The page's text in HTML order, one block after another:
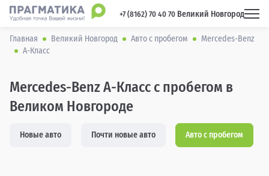
+7 (8162) 70 40 70 Великий Новгород
Главная Великий Новгород Авто с пробегом
Mercedes-Benz
A-Класс
Mercedes-Benz A-Класс с пробегом в
Великом Новгороде
Новые авто Почти новые авто Авто с пробегом